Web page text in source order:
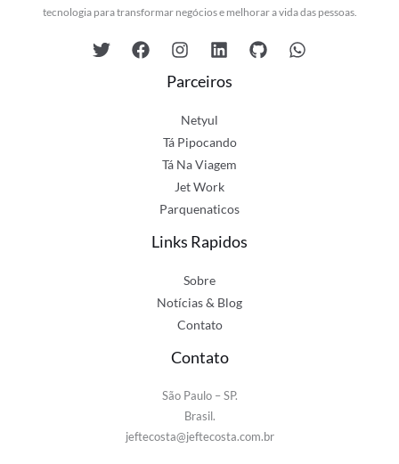
tecnologia para transformar negócios e melhorar a vida das pessoas.
Parceiros
Netyul
Tá Pipocando
Tá Na Viagem
Jet Work
Parquenaticos
Links Rapidos
Sobre
Notícias & Blog
Contato
Contato
São Paulo – SP.
Brasil.
jeftecosta@jeftecosta.com.br